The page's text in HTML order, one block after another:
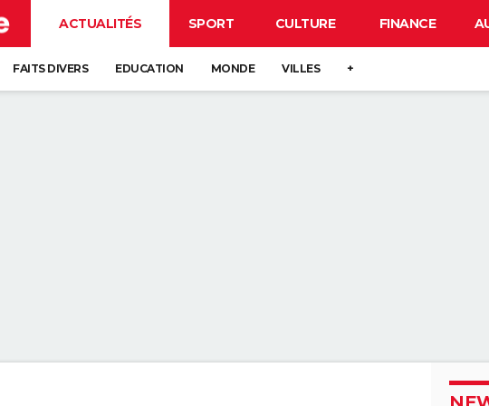
ACTUALITÉS SPORT CULTURE FINANCE
FAITS DIVERS EDUCATION MONDE VILLES +